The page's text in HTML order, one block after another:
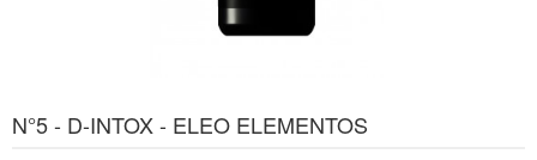
N°5 - D-INTOX - ELEO ELEMENTOS